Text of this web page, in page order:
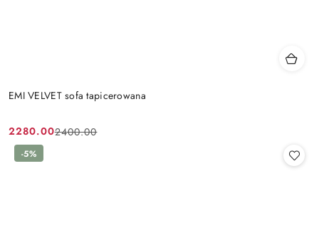
EMI VELVET sofa tapicerowana
Cena
promocyjna:
2280.00
Cena
przed
2400.00
-5%